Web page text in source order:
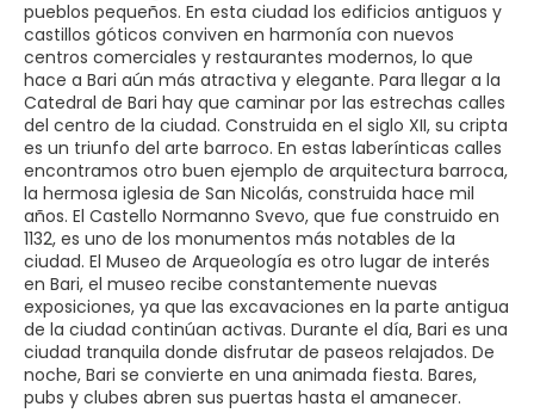
pueblos pequeños. En esta ciudad los edificios antiguos y
castillos góticos conviven en harmonía con nuevos
centros comerciales y restaurantes modernos, lo que
hace a Bari aún más atractiva y elegante. Para llegar a la
Catedral de Bari hay que caminar por las estrechas calles
del centro de la ciudad. Construida en el siglo XII, su cripta
es un triunfo del arte barroco. En estas laberínticas calles
encontramos otro buen ejemplo de arquitectura barroca,
la hermosa iglesia de San Nicolás, construida hace mil
años. El Castello Normanno Svevo, que fue construido en
1132, es uno de los monumentos más notables de la
ciudad. El Museo de Arqueología es otro lugar de interés
en Bari, el museo recibe constantemente nuevas
exposiciones, ya que las excavaciones en la parte antigua
de la ciudad continúan activas. Durante el día, Bari es una
ciudad tranquila donde disfrutar de paseos relajados. De
noche, Bari se convierte en una animada fiesta. Bares,
pubs y clubes abren sus puertas hasta el amanecer.